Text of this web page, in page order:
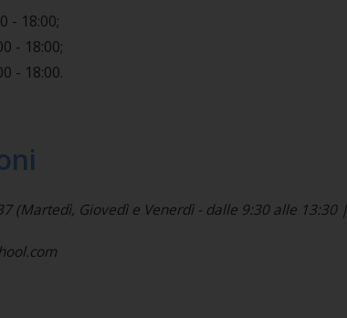
- 18:00;
- 18:00;
- 18:00.
(Martedì, Giovedì e Venerdì - dalle 9:30 alle